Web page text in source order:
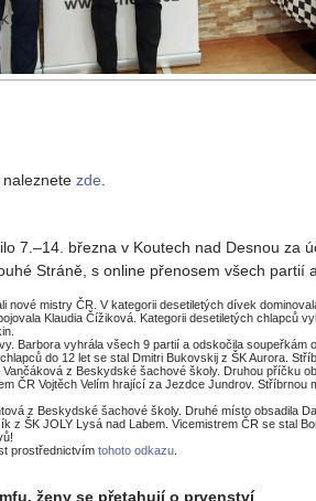
zde.
7.–14. března v Koutech nad Desnou za
Stráně, s online přenosem všech partií
mistry ČR. V kategorii desetiletých dívek
Klaudia Čížiková. Kategorii desetiletých chlapců
Barbora vyhrála všech 9 partií a odskočila soupeřkám
do 12 let se stal Dmitri Bukovskij z ŠK Aurora.
z Beskydské šachové školy. Druhou příčku
ČR Vojtěch Velím hrající za Jezdce Jundrov. Stříbrnou
z Beskydské šachové školy. Druhé místo obsadila
z ŠK JOLY Lysá nad Labem. Vicemistrem ČR se stal
prostřednictvím tohoto odkazu.
ženy se přetahují o prvenství